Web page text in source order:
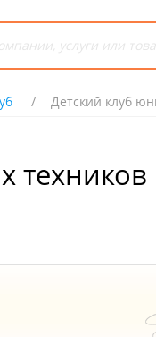
Детский клуб
техников